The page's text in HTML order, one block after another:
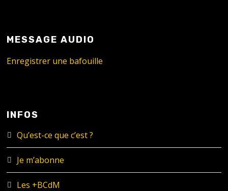
MESSAGE AUDIO
Enregistrer une bafouille
INFOS
Qu’est-ce que c’est ?
Je m’abonne
Les +BCdM